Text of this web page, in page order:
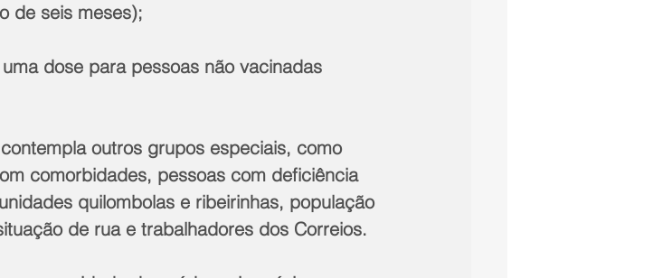
de seis meses);
dose para pessoas não vacinadas
outros grupos especiais, como
comorbidades, pessoas com deficiência
quilombolas e ribeirinhas, população
de rua e trabalhadores dos Correios.